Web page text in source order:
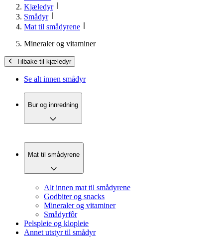
Kjæledyr
Smådyr
Mat til smådyrene
Mineraler og vitaminer
Tilbake til kjæledyr
Se alt innen smådyr
Bur og innredning
Mat til smådyrene
Alt innen mat til smådyrene
Godbiter og snacks
Mineraler og vitaminer
Smådyrfôr
Pelspleie og klopleie
Annet utstyr til smådyr